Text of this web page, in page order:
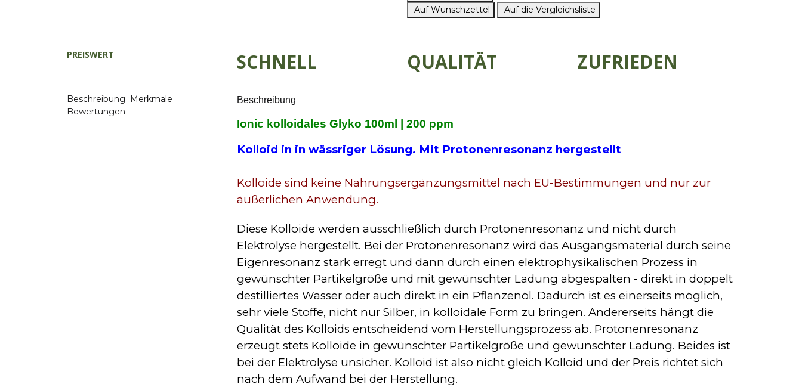
Auf Wunschzettel
Auf die Vergleichsliste
PREISWERT SCHNELL QUALITÄT ZUFRIEDEN
Beschreibung
Merkmale
Bewertungen
Beschreibung
Ionic kolloidales Glyko 100ml | 200 ppm
Kolloid in in wässriger Lösung. Mit Protonenresonanz hergestellt
Kolloide sind keine Nahrungsergänzungsmittel nach EU-Bestimmungen und nur zur
äußerlichen Anwendung.
Diese Kolloide werden ausschließlich durch Protonenresonanz und nicht durch
Elektrolyse hergestellt. Bei der Protonenresonanz wird das Ausgangsmaterial durch seine
Eigenresonanz stark erregt und dann durch einen elektrophysikalischen Prozess in
gewünschter Partikelgröße und mit gewünschter Ladung abgespalten - direkt in doppelt
destilliertes Wasser oder auch direkt in ein Pflanzenöl. Dadurch ist es einerseits möglich,
sehr viele Stoffe, nicht nur Silber, in kolloidale Form zu bringen. Andererseits hängt die
Qualität des Kolloids entscheidend vom Herstellungsprozess ab. Protonenresonanz
erzeugt stets Kolloide in gewünschter Partikelgröße und gewünschter Ladung. Beides ist
bei der Elektrolyse unsicher. Kolloid ist also nicht gleich Kolloid und der Preis richtet sich
nach dem Aufwand bei der Herstellung.